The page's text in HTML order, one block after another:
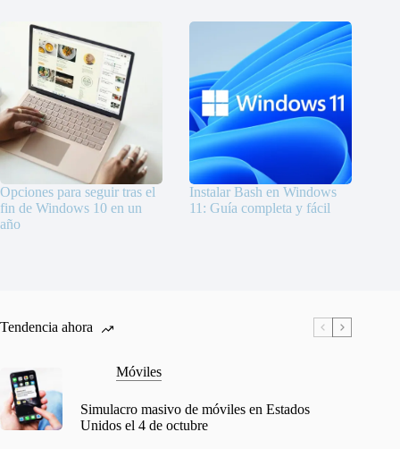
Opciones para seguir tras el
fin de Windows 10 en un
año
Instalar Bash en Windows
11: Guía completa y fácil
Tendencia ahora
Móviles
Simulacro masivo de móviles en Estados
Unidos el 4 de octubre